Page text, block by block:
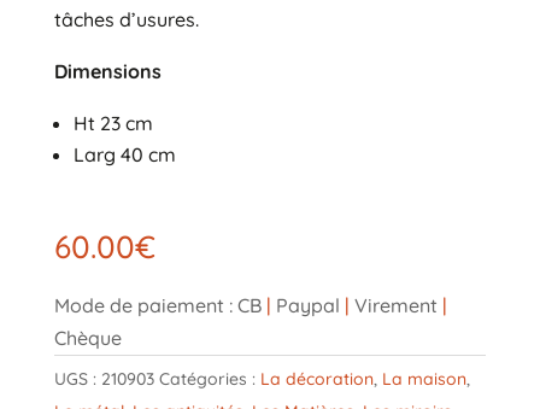
tâches d’usures.
Dimensions
Ht 23 cm
Larg 40 cm
60.00€
Mode de paiement : CB | Paypal | Virement |
Chèque
UGS : 210903 Catégories : La décoration, La maison,